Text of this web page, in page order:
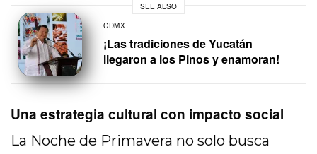
SEE ALSO
CDMX
¡Las tradiciones de Yucatán
llegaron a los Pinos y enamoran!
Una estrategia cultural con impacto social
La Noche de Primavera no solo busca